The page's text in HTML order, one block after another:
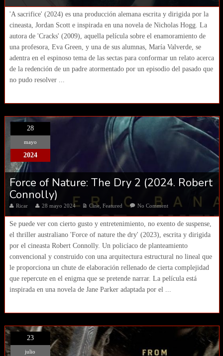
'A sacrifice' (2024) es una producción alemana escrita y dirigida por la
cineasta, Jordan Scott e inspirada en una novela de Nicholas Hogg. La
autora de 'Cracks' (2009), aquella película sobre el enamoramiento de
una profesora, Eva Green, y una de sus alumnas, María Valverde, se
adentra en el espinoso tema de las sectas para conformar un relato acerca
de la redención de un padre atormentado por un episodio del pasado que
no pudo resolver ...
28
mayo
2024
Force of Nature: The Dry 2 (2024. Robert
Connolly)
Ricar 28 mayo 2024 Cine, Featured No Comment
Se puede ver con cierto gusto y entretenimiento, no exento de suspense,
el thriller australiano 'Force of nature the dry' (2023), escrita y dirigida
por el cineasta Robert Connolly. Un policíaco de planteamiento
convencional y construido con una arquitectura estructural no lineal que
le proporciona un chute de elaboración rellenado de cierta complejidad
que repercute en el enigma que se pretende narrar. La película está
inspirada en una novela de Jane Parker adaptada por el ...
23
julio